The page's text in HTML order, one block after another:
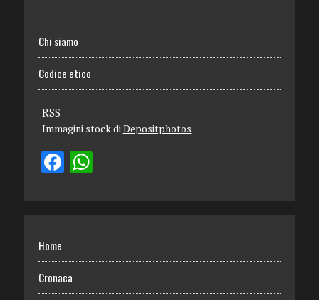
Chi siamo
Codice etico
RSS
Immagini stock di Depositphotos
Home
Cronaca